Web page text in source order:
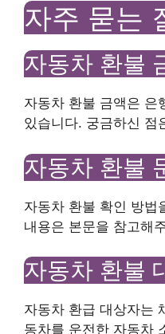
자주 묻는
자동차 환불
자동차 환불 금액은 은
있습니다. 궁금하신 점
자동차 환불
자동차 환불 확인 방법
내용은 본문을 참고해
자동차 환불
자동차 환급 대상자는
동차를 운전한 자동차